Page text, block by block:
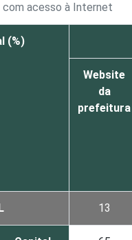
acesso à Internet
(%)
Website
da
prefeitura
13